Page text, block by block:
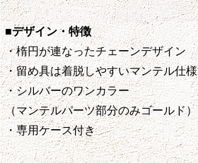
■デザイン・特徴
・楕円が連なったチェーンデザイン
・留め具は着脱しやすいマンテル仕様
・シルバーのワンカラー
（マンテルパーツ部分のみゴールド）
・専用ケース付き